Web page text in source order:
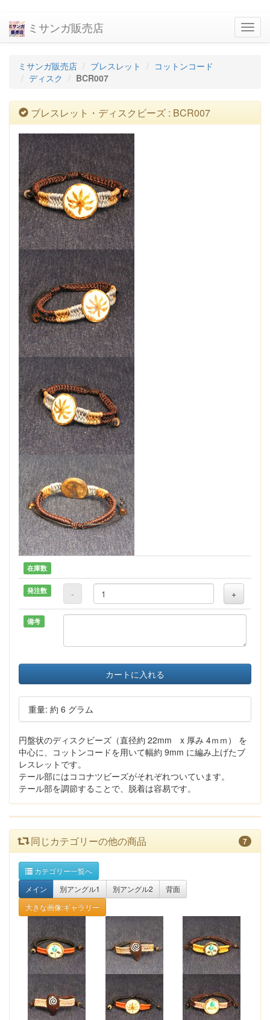
ミサンガ販売店
ミサンガ販売店 ブレスレット
コットンコード
ディスク
BCR007
ブレスレット・ディスクビーズ : BCR007
在庫数
発注数 - +
備考
カートに入れる
重量: 約 6 グラム
円盤状のディスクビーズ（直径約 22mm x 厚み 4ｍｍ） を
中心に、コットンコードを用いて幅約 9mm に編み上げたブ
レスレットです。
テール部にはココナツビーズがそれぞれついています。
テール部を調節することで、脱着は容易です。
同じカテゴリーの他の商品 7
カテゴリー一覧へ
メイン
別アングル1 別アングル2
背面
大きな画像:ギャラリー